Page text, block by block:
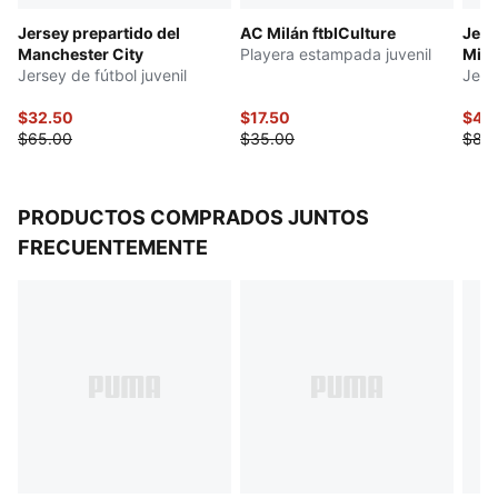
Jersey prepartido del
Manchester City
Jersey de fútbol juvenil
$32.50
$65.00
AC Milán ftblCulture
Playera estampada juvenil
$17.50
$35.00
PRODUCTOS COMPRADOS JUNTOS
FRECUENTEMENTE